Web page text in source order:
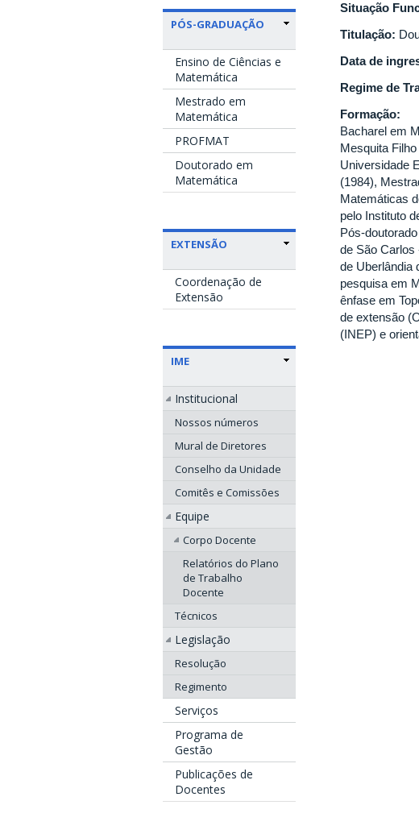
PÓS-GRADUAÇÃO
Ensino de Ciências e
Matemática
Mestrado em
Matemática
PROFMAT
Doutorado em
Matemática
EXTENSÃO
Coordenação de
Extensão
IME
Institucional
Nossos números
Mural de Diretores
Conselho da Unidade
Comitês e Comissões
Equipe
Corpo Docente
Relatórios do Plano
de Trabalho
Docente
Técnicos
Legislação
Resolução
Regimento
Serviços
Programa de
Gestão
Publicações de
Docentes
Situação
Titulação:
Data de
Regime de
Formação:
Bacharel em
Mesquita
Universidade
(1984),
Matemáticas
pelo Instituto
Pós-
de São Carlos
de Uberlândia
pesquisa em
ênfase em
de extensão
(INEP) e